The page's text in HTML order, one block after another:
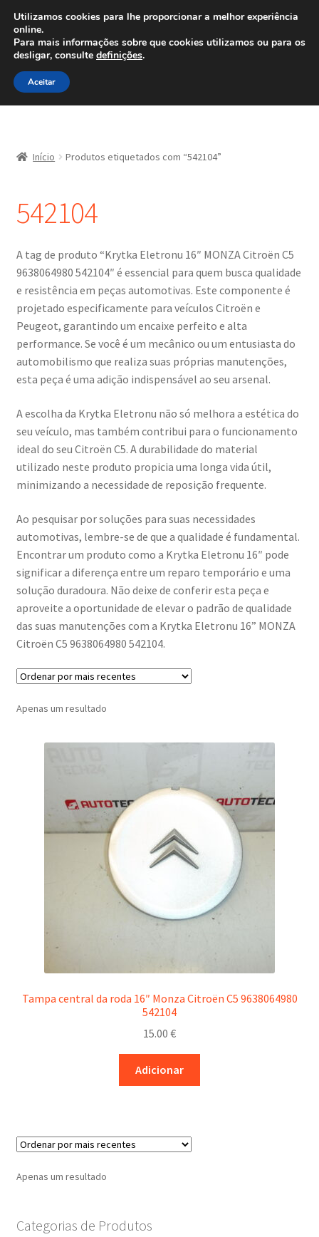
ENVIO a partir de 7 EUR
Ligue para 800 500 626 diariamente
Ir
para
a
Saltar
para
o
Confira
Minha conta
Política de Privacidade
Procedimento de Reclamação
Termos e Condições
Transporte
Início Produtos etiquetados com “542104”
542104
A tag de produto “Krytka Eletronu 16″ MONZA Citroën C5
9638064980 542104″ é essencial para quem busca qualidade
e resistência em peças automotivas. Este componente é
projetado especificamente para veículos Citroën e
Peugeot, garantindo um encaixe perfeito e alta
performance. Se você é um mecânico ou um entusiasta do
automobilismo que realiza suas próprias manutenções,
esta peça é uma adição indispensável ao seu arsenal.
A escolha da Krytka Eletronu não só melhora a estética do
seu veículo, mas também contribui para o funcionamento
ideal do seu Citroën C5. A durabilidade do material
utilizado neste produto propicia uma longa vida útil,
minimizando a necessidade de reposição frequente.
Ao pesquisar por soluções para suas necessidades
automotivas, lembre-se de que a qualidade é fundamental.
Encontrar um produto como a Krytka Eletronu 16″ pode
significar a diferença entre um reparo temporário e uma
solução duradoura. Não deixe de conferir esta peça e
aproveite a oportunidade de elevar o padrão de qualidade
das suas manutenções com a Krytka Eletronu 16” MONZA
Citroën C5 9638064980 542104.
Apenas um resultado
Tampa central da roda 16″ Monza Citroën C5 9638064980
542104
15.00 €
Adicionar
Apenas um resultado
Categorias de Produtos
Utilizamos cookies para lhe proporcionar a melhor experiência
online.
Para mais informações sobre que cookies utilizamos ou para os
desligar, consulte definições.
Aceitar